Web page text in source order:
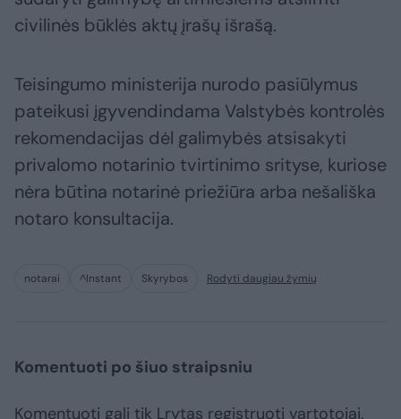
civilinės būklės aktų įrašų išrašą.
Teisingumo ministerija nurodo pasiūlymus
pateikusi įgyvendindama Valstybės kontrolės
rekomendacijas dėl galimybės atsisakyti
privalomo notarinio tvirtinimo srityse, kuriose
nėra būtina notarinė priežiūra arba nešališka
notaro konsultacija.
notarai ^Instant Skyrybos Rodyti daugiau žymių
Komentuoti po šiuo straipsniu
Komentuoti gali tik Lrytas registruoti vartotojai.